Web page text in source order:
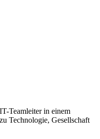
Teamleiter in einem
Technologie, Gesellschaft